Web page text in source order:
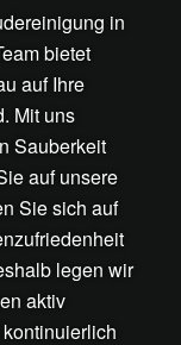
in
bietet
auf Ihre
Mit uns
Sauberkeit
auf unsere
Sie sich auf
legen wir
aktiv